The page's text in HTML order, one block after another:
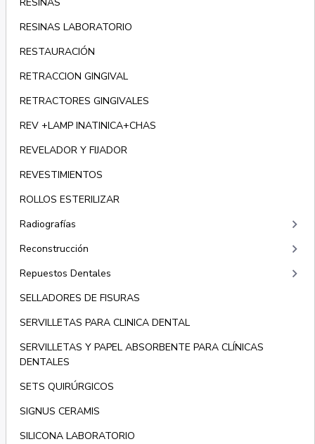
RESINAS LABORATORIO
RESTAURACIÓN
RETRACCION GINGIVAL
RETRACTORES GINGIVALES
REV +LAMP INATINICA+CHAS
REVELADOR Y FIJADOR
REVESTIMIENTOS
ROLLOS ESTERILIZAR
Radiografías
keyboard_arrow_right
Reconstrucción keyboard_arrow_right
Repuestos Dentales keyboard_arrow_right
SELLADORES DE FISURAS
SERVILLETAS PARA CLINICA DENTAL
SERVILLETAS Y PAPEL ABSORBENTE PARA CLÍNICAS
DENTALES
SETS QUIRÚRGICOS
SIGNUS CERAMIS
SILICONA LABORATORIO